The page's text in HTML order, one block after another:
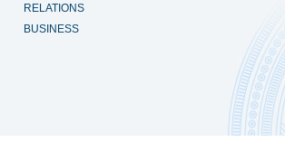
RELATIONS
BUSINESS